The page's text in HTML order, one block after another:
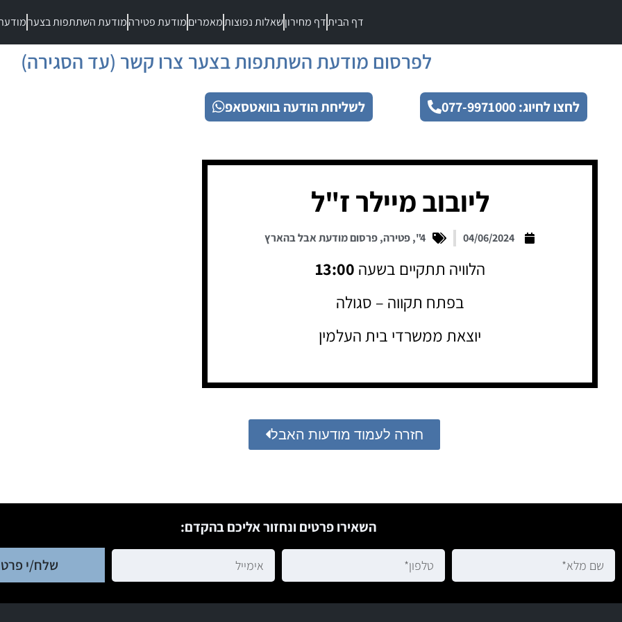
דף הביתדף מחירוןשאלות נפוצותמאמריםמודעת פטירהמודעת השתתפות בצער
לפרסום מודעת השתתפות בצער צרו קשר (עד הסגירה)
לחצו לחיוג: 077-9971000 לשליחת הודעה בוואטסאפ
ליובוב מיילר ז"ל
04/06/2024
4"
,פטירה,פרסום מודעת אבל בהארץ
הלוויה תתקיים בשעה 13:00
בפתח תקווה – סגולה
יוצאת ממשרדי בית העלמין
חזרה לעמוד מודעות האבל
השאירו פרטים ונחזור אליכם בהקדם:
שלח/י